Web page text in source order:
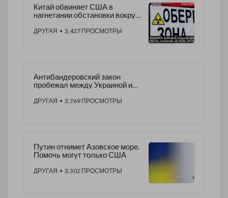
Китай обвиняет США в
нагнетании обстановки вокруг
ДРУГАЯ • 3,427 ПРОСМОТРЫ
Антибандеровский закон
пробежал между Украиной и
ДРУГАЯ • 3,769 ПРОСМОТРЫ
Путин отнимет Азовское море.
Помочь могут только США
ДРУГАЯ • 3,302 ПРОСМОТРЫ